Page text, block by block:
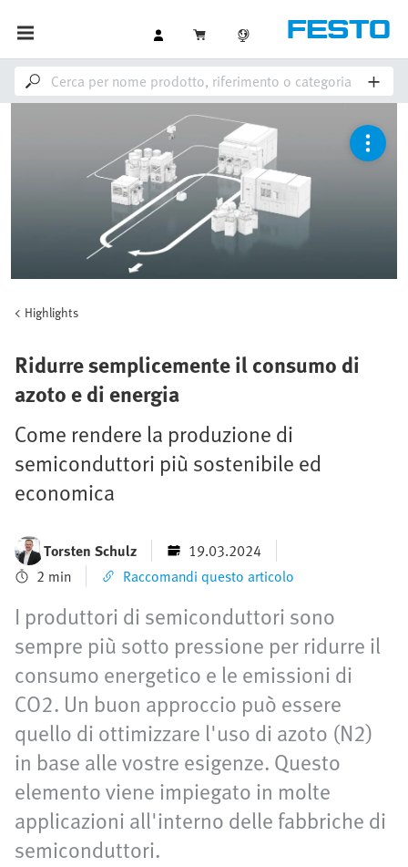
Highlights
Ridurre semplicemente il consumo di
azoto e di energia
Come rendere la produzione di
semiconduttori più sostenibile ed
economica
Torsten Schulz
19.03.2024
2 min
Raccomandi questo articolo
I produttori di semiconduttori sono
sempre più sotto pressione per ridurre il
consumo energetico e le emissioni di
CO2. Un buon approccio può essere
quello di ottimizzare l'uso di azoto (N2)
in base alle vostre esigenze. Questo
elemento viene impiegato in molte
applicazioni all'interno delle fabbriche di
semiconduttori.